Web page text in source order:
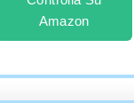
Amazon